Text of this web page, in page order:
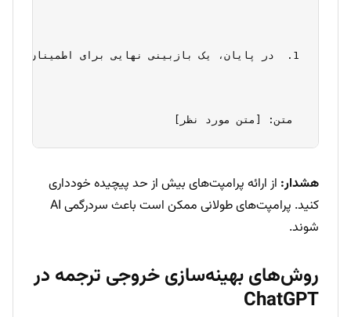
در پایان، یک بازبینی نهایی برای اطمینان از
متن: [متن مورد نظر]
هشدار: از ارائه پرامپت‌های بیش از حد پیچیده خودداری
کنید. پرامپت‌های طولانی ممکن است باعث سردرگمی AI
شوند.
روش‌های بهینه‌سازی خروجی ترجمه در
ChatGPT